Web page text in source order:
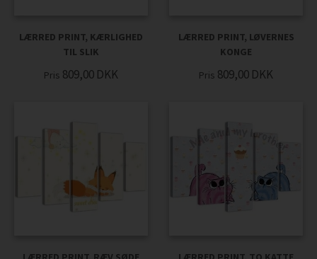
LÆRRED PRINT, KÆRLIGHED
TIL SLIK
Pris 809,00 DKK
LÆRRED PRINT, LØVERNES
KONGE
Pris 809,00 DKK